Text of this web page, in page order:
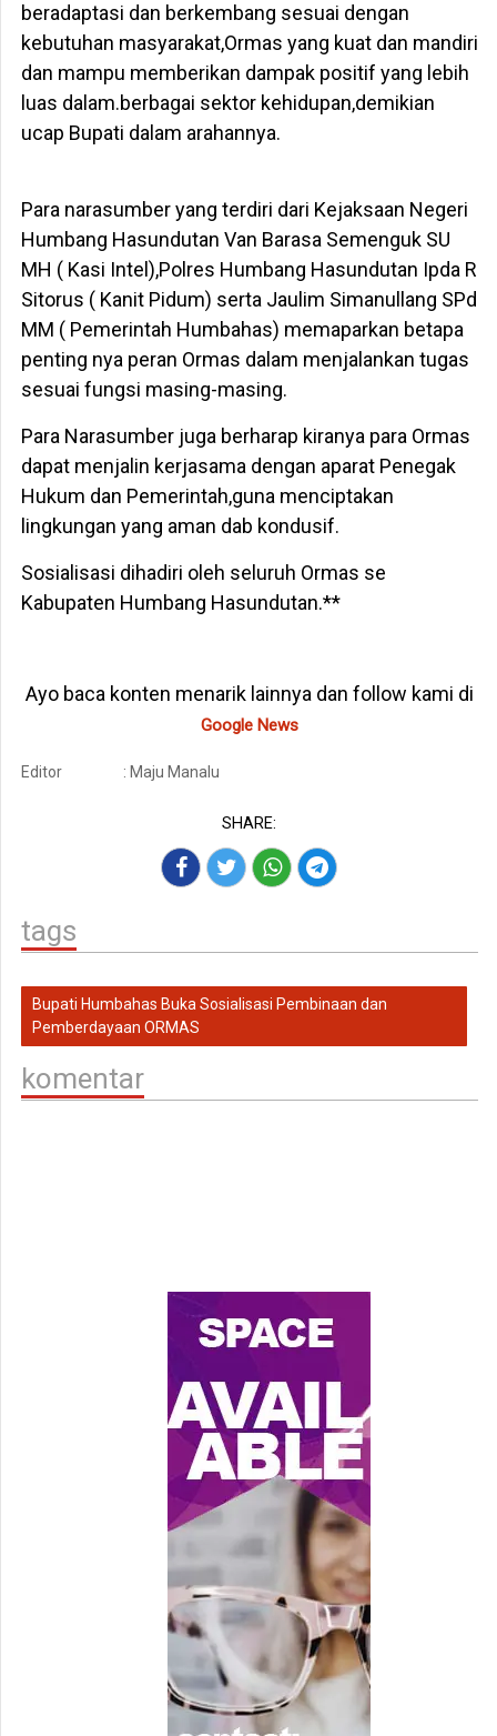
beradaptasi dan berkembang sesuai dengan
kebutuhan masyarakat,Ormas yang kuat dan mandiri
dan mampu memberikan dampak positif yang lebih
luas dalam.berbagai sektor kehidupan,demikian
ucap Bupati dalam arahannya.
Para narasumber yang terdiri dari Kejaksaan Negeri
Humbang Hasundutan Van Barasa Semenguk SU
MH ( Kasi Intel),Polres Humbang Hasundutan Ipda R
Sitorus ( Kanit Pidum) serta Jaulim Simanullang SPd
MM ( Pemerintah Humbahas) memaparkan betapa
penting nya peran Ormas dalam menjalankan tugas
sesuai fungsi masing-masing.
Para Narasumber juga berharap kiranya para Ormas
dapat menjalin kerjasama dengan aparat Penegak
Hukum dan Pemerintah,guna menciptakan
lingkungan yang aman dab kondusif.
Sosialisasi dihadiri oleh seluruh Ormas se
Kabupaten Humbang Hasundutan.**
Ayo baca konten menarik lainnya dan follow kami di
Google News
Editor : Maju Manalu
SHARE:
tags
Bupati Humbahas Buka Sosialisasi Pembinaan dan
Pemberdayaan ORMAS
komentar